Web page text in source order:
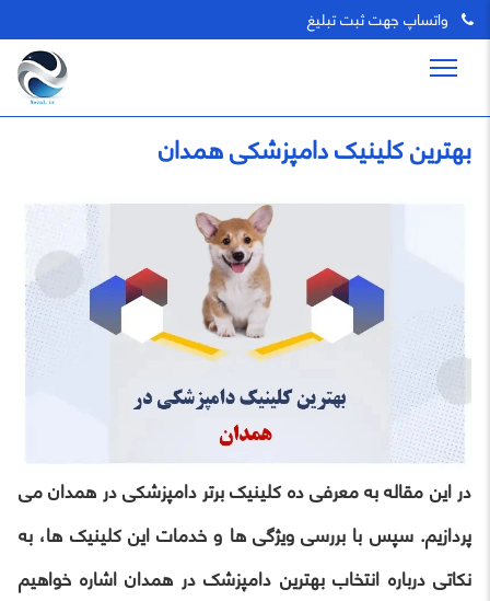
واتساپ جهت ثبت تبلیغ
بهترین کلینیک دامپزشکی همدان
در این مقاله به معرفی ده کلینیک برتر دامپزشکی در همدان می
پردازیم. سپس با بررسی ویژگی ها و خدمات این کلینیک ها، به
نکاتی درباره انتخاب بهترین دامپزشک در همدان اشاره خواهیم